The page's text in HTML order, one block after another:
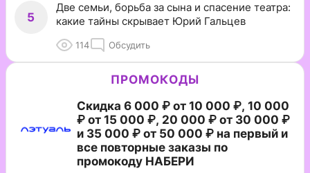
5
Две семьи, борьба за сына и спасение театра:
какие тайны скрывает Юрий Гальцев
114 Обсудить
ПРОМОКОДЫ
Скидка 6 000 ₽ от 10 000 ₽, 10 000
₽ от 15 000 ₽, 20 000 ₽ от 30 000 ₽
и 35 000 ₽ от 50 000 ₽ на первый и
все повторные заказы по
промокоду НАБЕРИ